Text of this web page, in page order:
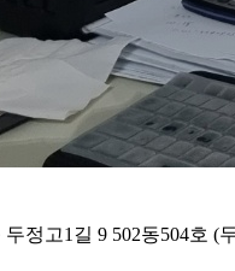
정고1길 9 502동504호 (